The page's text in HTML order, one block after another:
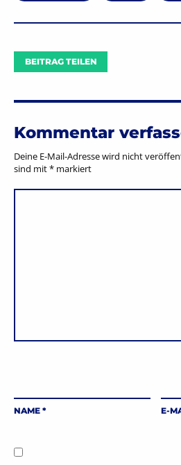
BEITRAG TEILEN
Kommentar
Deine E-Mail-Adresse wird nicht
sind mit* markiert
NAME * E-